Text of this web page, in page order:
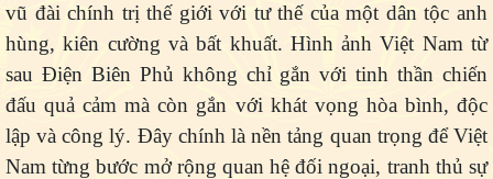
vũ đài chính trị thế giới với tư thế của một dân tộc anh
hùng, kiên cường và bất khuất. Hình ảnh Việt Nam từ
sau Điện Biên Phủ không chỉ gắn với tinh thần chiến
đấu quả cảm mà còn gắn với khát vọng hòa bình, độc
lập và công lý. Đây chính là nền tảng quan trọng để Việt
Nam từng bước mở rộng quan hệ đối ngoại, tranh thủ sự